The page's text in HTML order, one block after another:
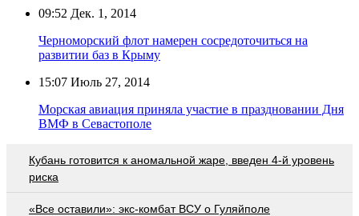
09:52 Дек. 1, 2014
Черноморский флот намерен сосредоточиться на
развитии баз в Крыму
15:07 Июль 27, 2014
Морская авиация приняла участие в праздновании Дня
ВМФ в Севастополе
Кубань готовится к аномальной жаре, введен 4-й уровень
риска
«Все оставили»: экс-комбат ВСУ о Гуляйполе